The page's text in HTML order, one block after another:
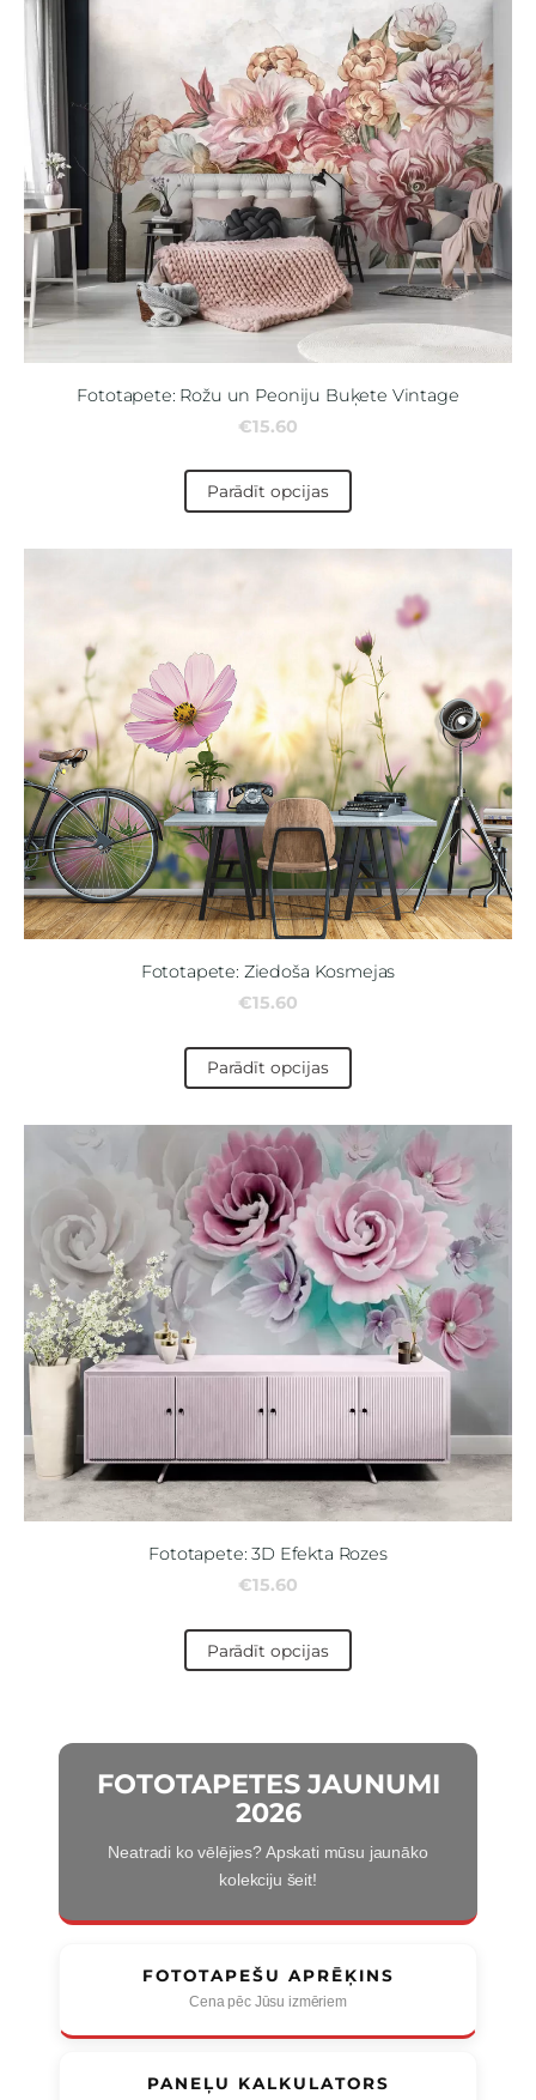
FOTOTAPETES JAUNUMI
2026
Neatradi ko vēlējies? Apskati mūsu jaunāko
kolekciju šeit!
FOTOTAPEŠU APRĒĶINS
Cena pēc Jūsu izmēriem
PANEĻU KALKULATORS
Fototapete: Rožu un Peoniju Buķete Vintage
€15.60
Parādīt opcijas
Fototapete: Ziedoša Kosmejas
€15.60
Parādīt opcijas
Fototapete: 3D Efekta Rozes
€15.60
Parādīt opcijas